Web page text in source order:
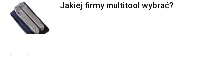
Jakiej firmy multitool wybrać?